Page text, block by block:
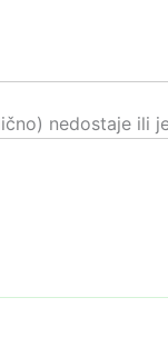
nedostaje ili